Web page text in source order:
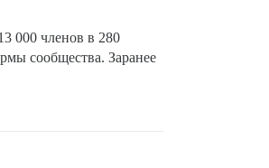
000 членов в 280
сообщества. Заранее